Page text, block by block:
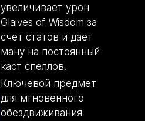
увеличивает урон
Glaives of Wisdom за
счёт статов и даёт
ману на постоянный
каст спеллов.
Ключевой предмет
для мгновенного
обездвиживания